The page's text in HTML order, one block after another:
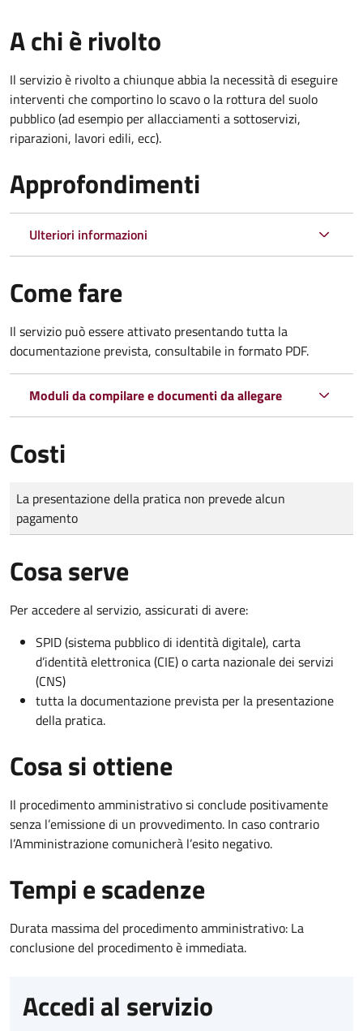
A chi è rivolto
Il servizio è rivolto a chiunque abbia la necessità di eseguire
interventi che comportino lo scavo o la rottura del suolo
pubblico (ad esempio per allacciamenti a sottoservizi,
riparazioni, lavori edili, ecc).
Approfondimenti
Ulteriori informazioni
Come fare
Il servizio può essere attivato presentando tutta la
documentazione prevista, consultabile in formato PDF.
Moduli da compilare e documenti da allegare
Costi
Tipo di pagamento
Importo
La presentazione della pratica non prevede alcun
pagamento
Cosa serve
Per accedere al servizio, assicurati di avere:
SPID (sistema pubblico di identità digitale), carta
d’identità elettronica (CIE) o carta nazionale dei servizi
(CNS)
tutta la documentazione prevista per la presentazione
della pratica.
Cosa si ottiene
Il procedimento amministrativo si conclude positivamente
senza l’emissione di un provvedimento. In caso contrario
l’Amministrazione comunicherà l’esito negativo.
Tempi e scadenze
Durata massima del procedimento amministrativo: La
conclusione del procedimento è immediata.
Accedi al servizio